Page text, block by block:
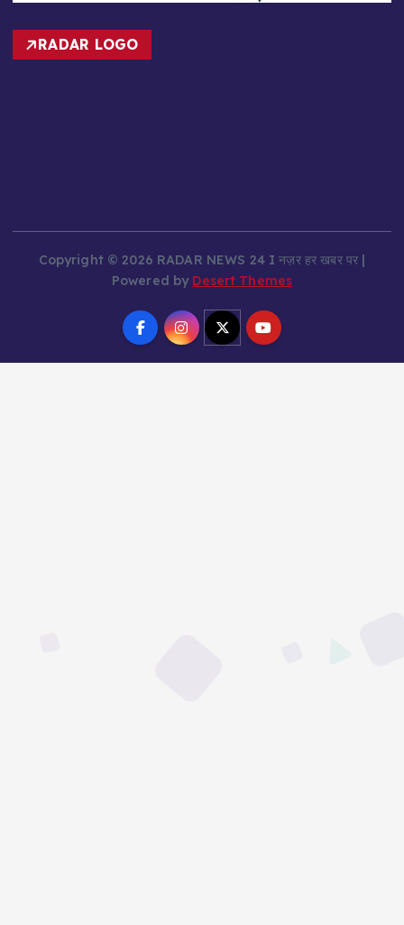
RADAR LOGO
Copyright © 2026 RADAR NEWS 24 I नज़र हर खबर पर |
Powered by Desert Themes